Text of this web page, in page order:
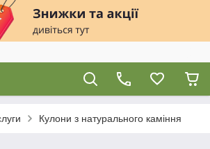
Кулони з натурального каміння